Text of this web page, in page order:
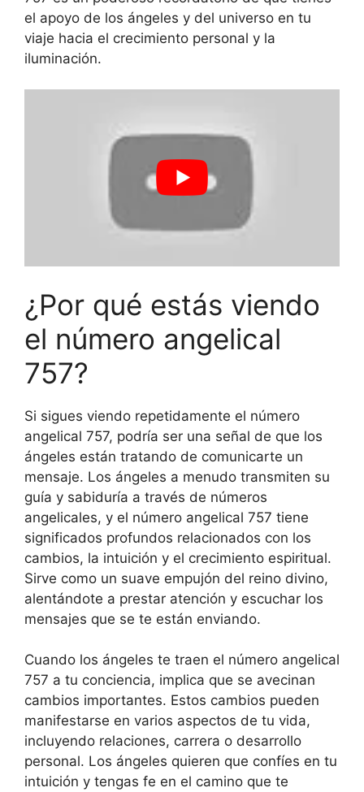
el apoyo de los ángeles y del universo en tu
viaje hacia el crecimiento personal y la
iluminación.
¿Por qué estás viendo
el número angelical
757?
Si sigues viendo repetidamente el número
angelical 757, podría ser una señal de que los
ángeles están tratando de comunicarte un
mensaje. Los ángeles a menudo transmiten su
guía y sabiduría a través de números
angelicales, y el número angelical 757 tiene
significados profundos relacionados con los
cambios, la intuición y el crecimiento espiritual.
Sirve como un suave empujón del reino divino,
alentándote a prestar atención y escuchar los
mensajes que se te están enviando.
Cuando los ángeles te traen el número angelical
757 a tu conciencia, implica que se avecinan
cambios importantes. Estos cambios pueden
manifestarse en varios aspectos de tu vida,
incluyendo relaciones, carrera o desarrollo
personal. Los ángeles quieren que confíes en tu
intuición y tengas fe en el camino que te